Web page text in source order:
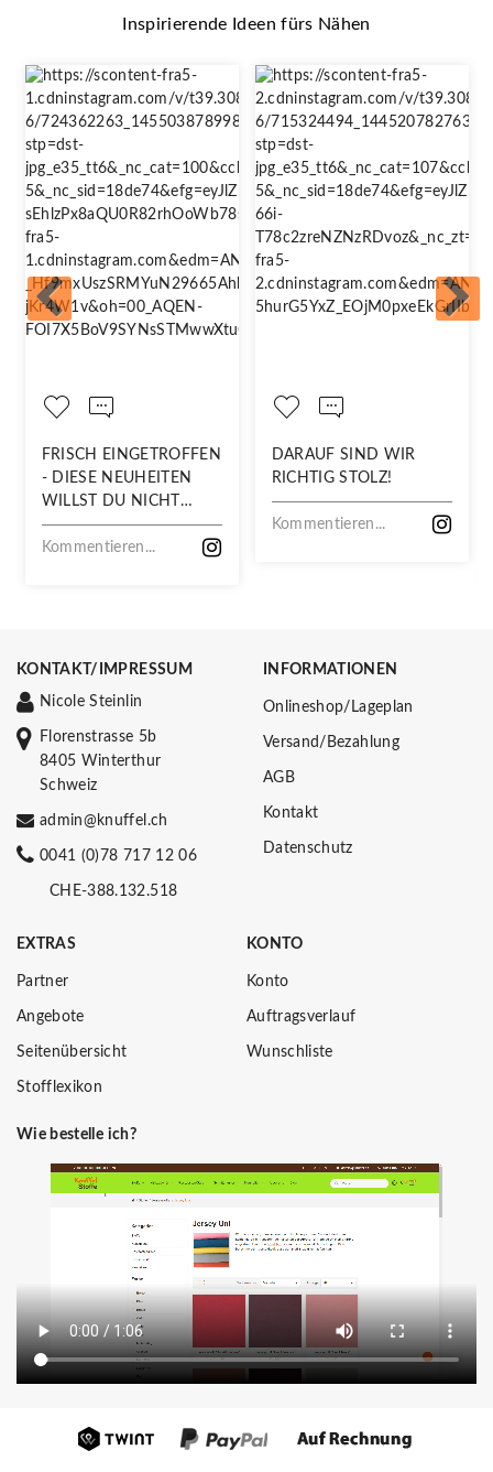
Inspirierende Ideen fürs Nähen
FRISCH EINGETROFFEN
- DIESE NEUHEITEN
WILLST DU NICHT
VERPASSEN!
Kommentieren...
DARAUF SIND WIR
RICHTIG STOLZ!
Kommentieren...
KONTAKT/IMPRESSUM
Nicole Steinlin
Florenstrasse 5b
8405 Winterthur
Schweiz
admin@knuffel.ch
0041 (0)78 717 12 06
CHE-388.132.518
INFORMATIONEN
Onlineshop/Lageplan
Versand/Bezahlung
AGB
Kontakt
Datenschutz
EXTRAS
Partner
Angebote
Seitenübersicht
Stofflexikon
KONTO
Konto
Auftragsverlauf
Wunschliste
Wie bestelle ich?